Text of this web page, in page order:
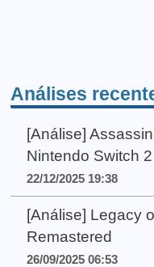
Análises
[Análise]
Nintendo Switch 2
22/12/2025 19:38
[Análise] Legacy
Remastered
26/09/2025 06:53